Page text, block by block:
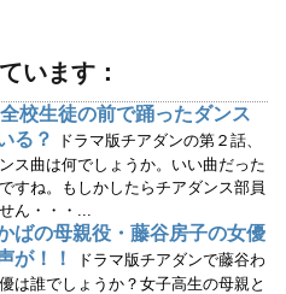
います：
校生徒の前で踊ったダンス
る？
ドラマ版チアダンの第２話、
ス曲は何でしょうか。いい曲だった
すね。もしかしたらチアダンス部員
ん・・・...
ばの母親役・藤谷房子の女優
が！！
ドラマ版チアダンで藤谷わ
は誰でしょうか？女子高生の母親と